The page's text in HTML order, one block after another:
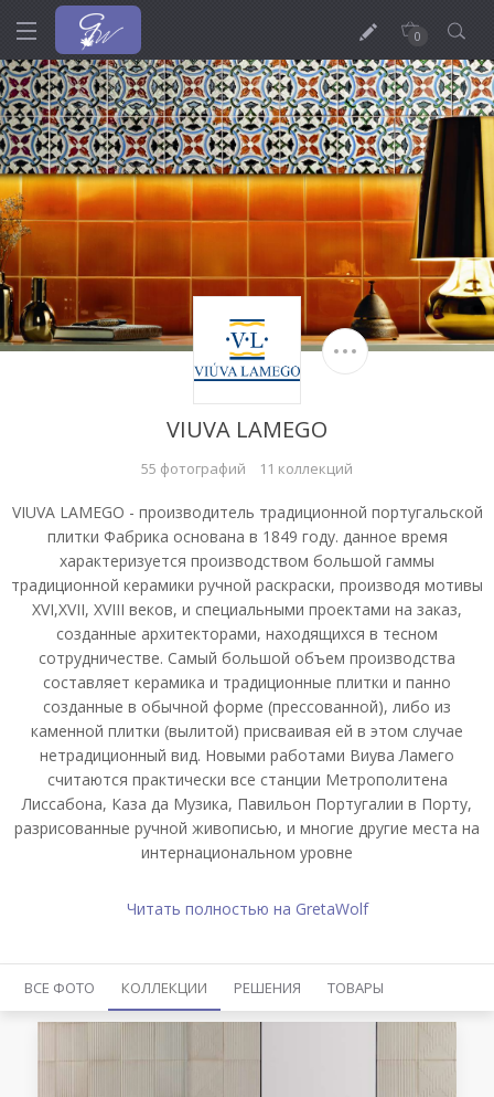
0
VIUVA LAMEGO
55 фотографий 11 коллекций
VIUVA LAMEGO - производитель традиционной португальской
плитки Фабрика основана в 1849 году. данное время
характеризуется производством большой гаммы
традиционной керамики ручной раскраски, производя мотивы
XVI,XVII, XVIII веков, и специальными проектами на заказ,
созданные архитекторами, находящихся в тесном
сотрудничестве. Самый большой объем производства
составляет керамика и традиционные плитки и панно
созданные в обычной форме (прессованной), либо из
каменной плитки (вылитой) присваивая ей в этом случае
нетрадиционный вид. Новыми работами Виува Ламего
считаются практически все станции Метрополитена
Лиссабона, Каза да Музика, Павильон Португалии в Порту,
разрисованные ручной живописью, и многие другие места на
интернациональном уровне
Читать полностью на GretaWolf
ВСЕ ФОТО КОЛЛЕКЦИИ РЕШЕНИЯ ТОВАРЫ